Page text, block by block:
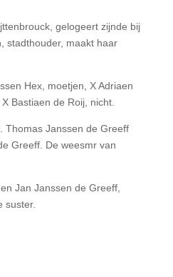
gelogeert zijnde bij
stadthouder, maakt haar
Hex, moetjen, X Adriaen
Bastiaen de Roij, nicht.
Thomas Janssen de Greeff
Greeff. De weesmr van
Jan Janssen de Greeff,
suster.